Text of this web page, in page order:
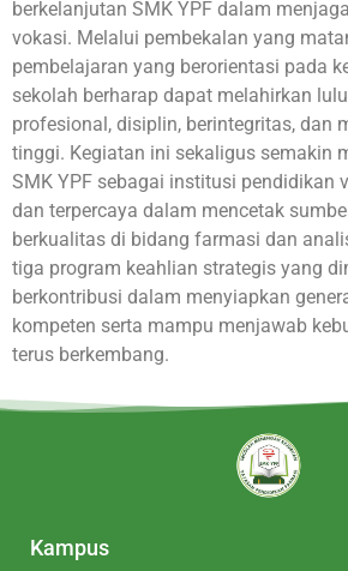
berkelanjutan SMK YPF dalam
vokasi. Melalui pembekalan yang
pembelajaran yang berorientasi pada
sekolah berharap dapat melahirkan
profesional, disiplin, berintegritas, dan
tinggi. Kegiatan ini sekaligus semakin
SMK YPF sebagai institusi pendidikan
dan terpercaya dalam mencetak
berkualitas di bidang farmasi dan
tiga program keahlian strategis yang
berkontribusi dalam menyiapkan
kompeten serta mampu menjawab
terus berkembang.
Kampus